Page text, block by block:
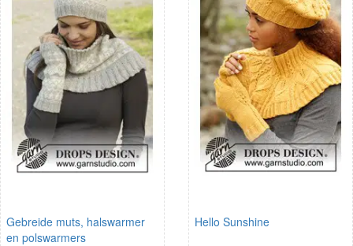
Gebreide muts, halswarmer
en polswarmers
Hello Sunshine